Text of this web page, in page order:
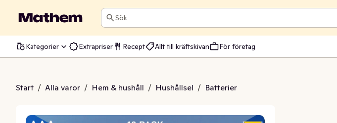
Sök
Kategorier Extrapriser Recept Allt till kräftskivan För företag
Start / Alla varor / Hem & hushåll / Hushållsel / Batterier
Power AAA